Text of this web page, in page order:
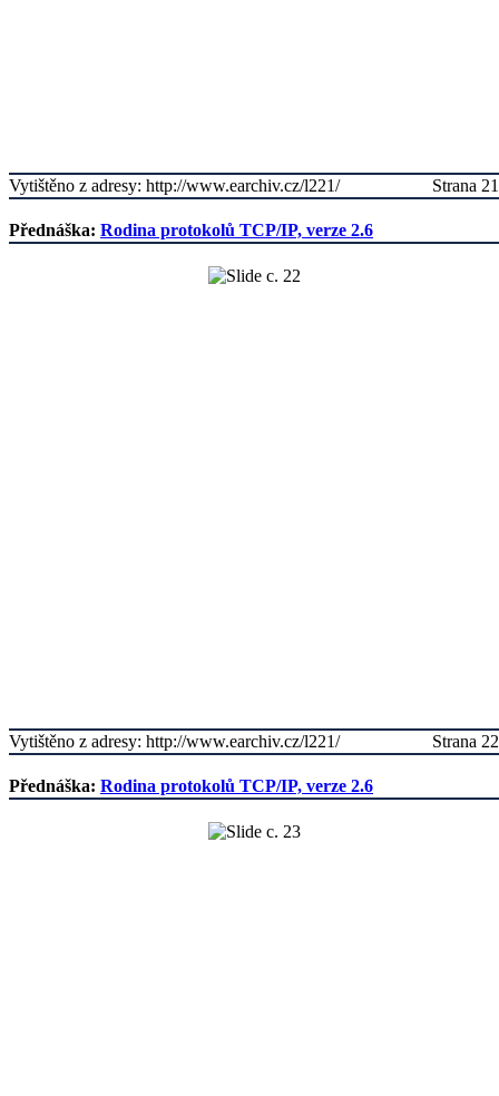
Strana 21
Vytištěno z adresy: http://www.earchiv.cz/l221/
Přednáška: Rodina protokolů TCP/IP, verze 2.6
Strana 22
Vytištěno z adresy: http://www.earchiv.cz/l221/
Přednáška: Rodina protokolů TCP/IP, verze 2.6